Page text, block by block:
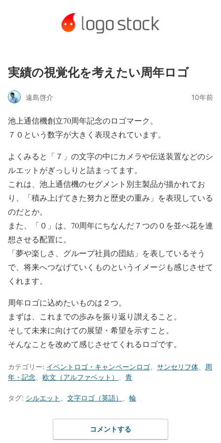
実績の視覚化を考えたい周年ロゴ
遠島啓介 10年前
池上通信機創立70周年記念のロゴマーク。
７０という数字が大きく表現されています。
よくみると「７」の文字の中にカメラや伝送装置などのシ
ルエットがぎっしりと詰まってます。
これは、池上通信機のセグメント別主製品が描かれてお
り、「積み上げてきた努力と歴史の重み」を表現している
のだとか。
また、「０」は、70周年にちなんだ７つの０を並べ花を連
想させる配置に。
「夢や楽しさ、グループ社員の団結」を表しているそう
で、将来へつなげていくものというイメージも感じさせて
くれます。
周年ロゴに込めたいものは２つ。
まずは、これまでの歩みを振り返り讃えること。
そして未来に向けての展望・希望を示すこと。
そんなことを改めて感じさせてくれるロゴです。
カテゴリー: イベントロゴ・キャンペーンロゴ サンセリフ体
周
年・記念
欧文（アルファベット） 青
タグ: シルエット 文字ロゴ（英語） 輪
コメントする